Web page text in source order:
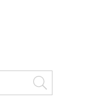
Suche starten